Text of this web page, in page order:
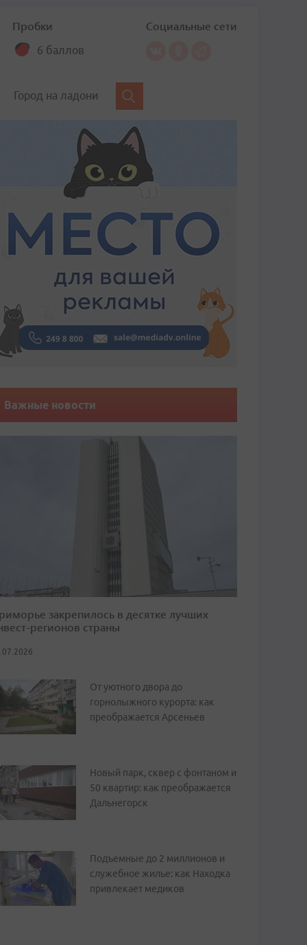
Пробки
6 баллов
Социальные сети
Город на ладони
Важные новости
закрепилось в десятке лучших
регионов страны
От уютного двора до
горнолыжного курорта: как
преображается Арсеньев
Новый парк, сквер с фонтаном и
50 квартир: как преображается
Дальнегорск
Подъемные до 2 миллионов и
служебное жилье: как Находка
привлекает медиков